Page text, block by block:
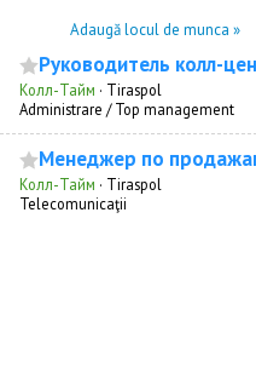
Adaugă locul de munca »
Руководитель колл-
Колл-Тайм · Tiraspol
Administrare / Top management
Менеджер по
Колл-Тайм · Tiraspol
Telecomunicaţii